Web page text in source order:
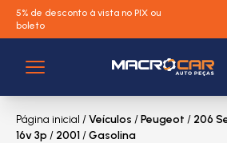
5% de desconto à vista no PIX ou
boleto
Página inicial /Veículos /Peugeot / 206
16v 3p/ 2001/Gasolina